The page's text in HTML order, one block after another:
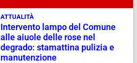
ATTUALITÀ
Intervento lampo del Comune
alle aiuole delle rose nel
degrado: stamattina pulizia e
manutenzione